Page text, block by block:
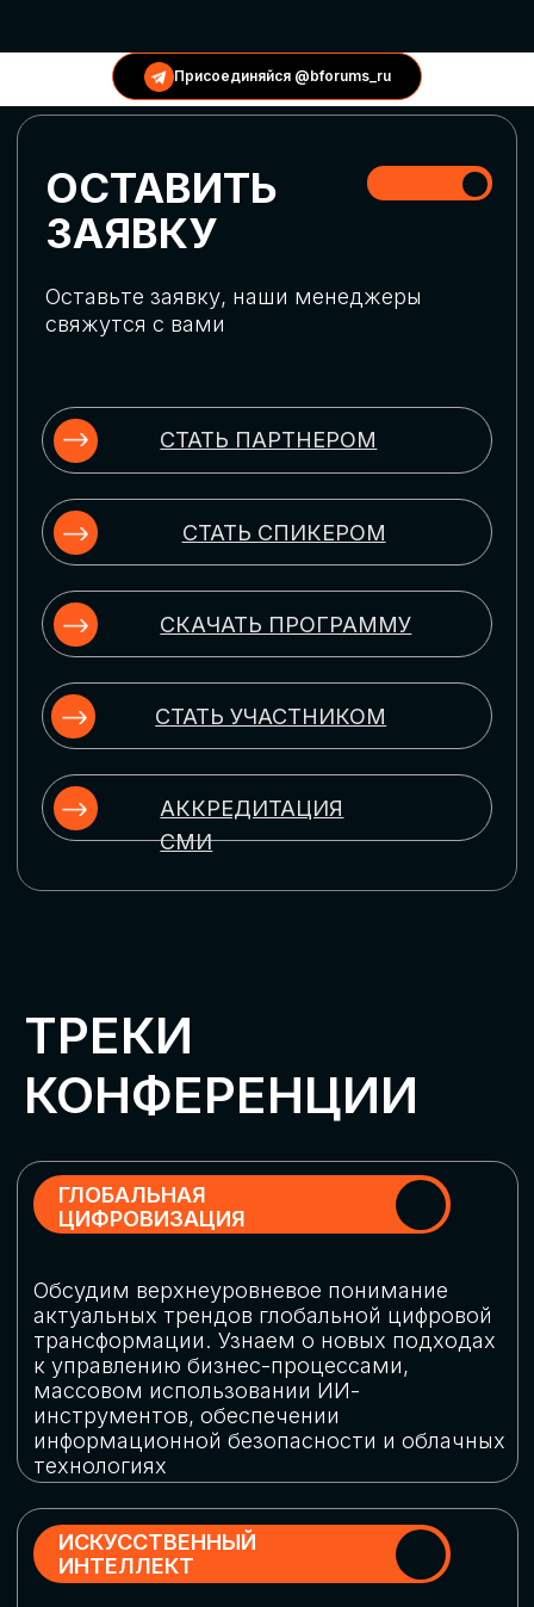
Присоединяйся @bforums_ru
Выясним, как в наши дни уверенно
защищать свой бизнес от киберугроз
ГЛОБАЛЬНАЯ
ЦИФРОВИЗАЦИЯ
актуальных трендов глобальной цифровой
трансформации. Узнаем о новых подходах
массовом использовании ИИ-
инструментов, обеспечении
ИСКУССТВЕННЫЙ
Узнаем как компании адаптируются к
новой ИИ-реальности. Как ИИ-
сотрудники становятся
«полноправными» членами команды, как
ИИ-помощники забирают на себя рутину
и как можно значительно увеличить
производительность без огромных
затрат на нейросети
ЦИФРОВИЗАЦИЯ
МАРКЕТИНГА И ПРОДАЖ
Обменяемся опытом, какие ИИ-решения
в маркетинге и продажах наиболее
рекламными кампаниями показывают
наибольшую эффективность
ЦИФРОВИЗАЦИЯ
УПРАВЛЕНИЯ ПЕРСОНАЛОМ
Рассмотрим управление человеческим
комплексные решения для роста
производительности и кейсы
оптимизации процессов найма,
развития, оценки и удержания
РОБОТИЗАЦИЯ
Узнаем, в каких отраслях ИИ
«материализуется», какие роботы
решают сложные бизнес-задачи, а где
только обсуждают концепции
роботизации и потенциальные бюджеты
на тестирование образцов
ЦИФРОВИЗАЦИЯ
КЛИЕНТСКОГО СЕРВИСА
Разберем кейсы в сфере цифровизации